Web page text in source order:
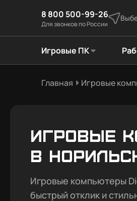
8 800 500-99-26
Для звонков по России
Игровые ПК
Главная Игровые
Игровые
в
Игровые компьютеры
быстрый отклик и